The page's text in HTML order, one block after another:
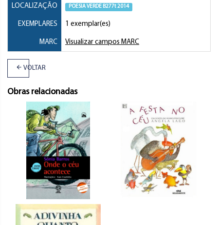
LOCALIZAÇÃO POESIA VERDE B277t 2014
EXEMPLARES 1 exemplar(es)
MARC Visualizar campos MARC
VOLTAR
Obras relacionadas